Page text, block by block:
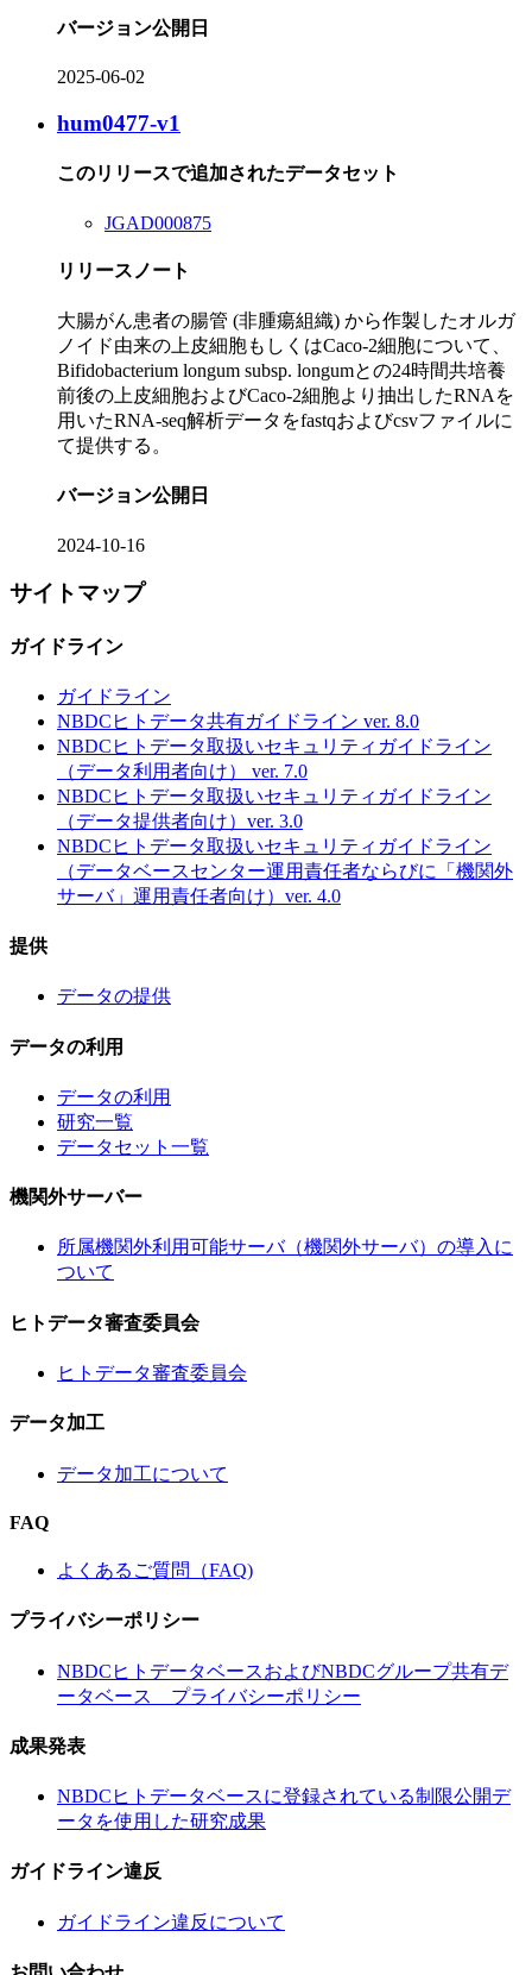
バージョン公開日
2025-06-02
hum0477-v1
このリリースで追加されたデータセット
JGAD000875
リリースノート
大腸がん患者の腸管 (非腫瘍組織) から作製したオルガ
ノイド由来の上皮細胞もしくはCaco-2細胞について、
Bifidobacterium longum subsp. longumとの24時間共培養
前後の上皮細胞およびCaco-2細胞より抽出したRNAを
用いたRNA-seq解析データをfastqおよびcsvファイルに
て提供する。
バージョン公開日
2024-10-16
サイトマップ
ガイドライン
ガイドライン
NBDCヒトデータ共有ガイドライン ver. 8.0
NBDCヒトデータ取扱いセキュリティガイドライン
（データ利用者向け） ver. 7.0
NBDCヒトデータ取扱いセキュリティガイドライン
（データ提供者向け）ver. 3.0
NBDCヒトデータ取扱いセキュリティガイドライン
（データベースセンター運用責任者ならびに「機関外
サーバ」運用責任者向け）ver. 4.0
提供
データの提供
データの利用
データの利用
研究一覧
データセット一覧
機関外サーバー
所属機関外利用可能サーバ（機関外サーバ）の導入に
ついて
ヒトデータ審査委員会
ヒトデータ審査委員会
データ加工
データ加工について
FAQ
よくあるご質問（FAQ)
プライバシーポリシー
NBDCヒトデータベースおよびNBDCグループ共有デ
ータベース プライバシーポリシー
成果発表
NBDCヒトデータベースに登録されている制限公開デ
ータを使用した研究成果
ガイドライン違反
ガイドライン違反について